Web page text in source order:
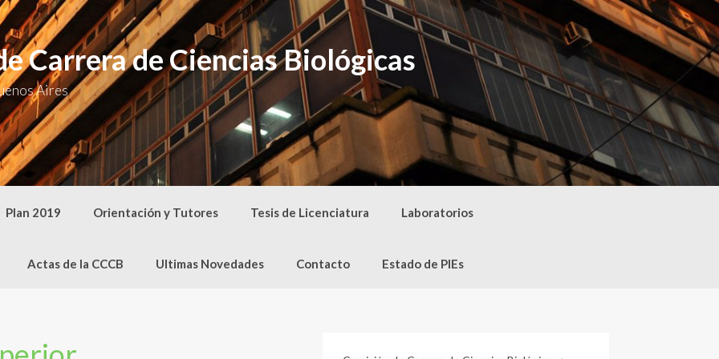
Carrera de Ciencias Biológicas
Aires
Plan 2019 Orientación y Tutores Tesis de Licenciatura Laboratorios
Actas de la CCCB Ultimas Novedades Contacto Estado de PIEs